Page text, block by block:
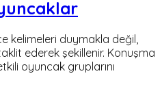
kelimeleri duymakla değil,
ederek şekillenir. Konuşma
oyuncak gruplarını